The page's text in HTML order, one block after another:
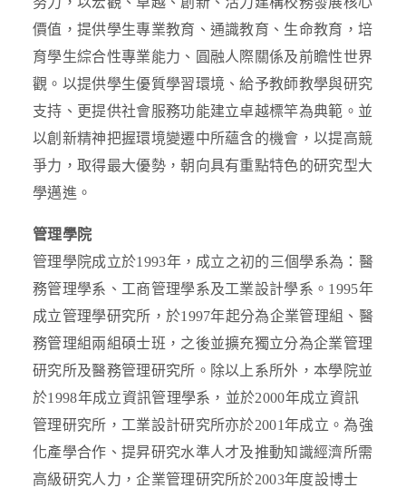
價值，提供學生專業教育、通識教育、生命教育，培
育學生綜合性專業能力、圓融人際關係及前瞻性世界
觀。以提供學生優質學習環境、給予教師教學與研究
支持、更提供社會服務功能建立卓越標竿為典範。並
以創新精神把握環境變遷中所蘊含的機會，以提高競
爭力，取得最大優勢，朝向具有重點特色的研究型大
學邁進。
管理學院
管理學院成立於1993年，成立之初的三個學系為：醫
務管理學系、工商管理學系及工業設計學系。1995年
成立管理學研究所，於1997年起分為企業管理組、醫
務管理組兩組碩士班，之後並擴充獨立分為企業管理
研究所及醫務管理研究所。除以上系所外，本學院並
於1998年成立資訊管理學系，並於2000年成立資訊
管理研究所，工業設計研究所亦於2001年成立。為強
化產學合作、提昇研究水準人才及推動知識經濟所需
高級研究人力，企業管理研究所於2003年度設博士